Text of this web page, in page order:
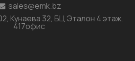
sales@emk.bz
Кунаева 32, БЦ Эталон 4 этаж,
417офис